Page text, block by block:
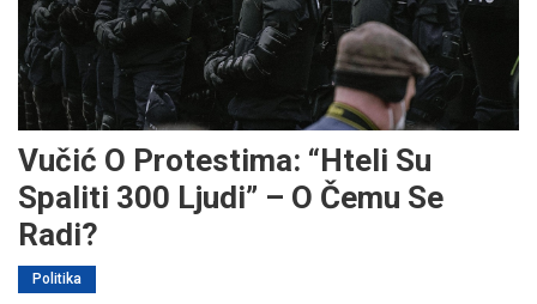
Vučić O Protestima: “Hteli Su
Spaliti 300 Ljudi” – O Čemu Se
Radi?
Politika